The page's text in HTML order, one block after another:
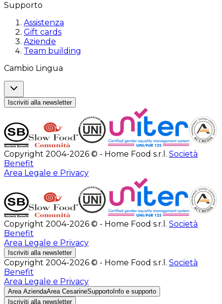
Supporto
Assistenza
Gift cards
Aziende
Team building
Cambio Lingua
Iscriviti alla newsletter
Copyright 2004-2026 © - Home Food s.r.l. Società
Benefit
Area Legale e Privacy
Copyright 2004-2026 © - Home Food s.r.l. Società
Benefit
Area Legale e Privacy
Iscriviti alla newsletter
Copyright 2004-2026 © - Home Food s.r.l. Società
Benefit
Area Legale e Privacy
Area AziendaArea CesarineSupporto Info e supporto
Iscriviti alla newsletter